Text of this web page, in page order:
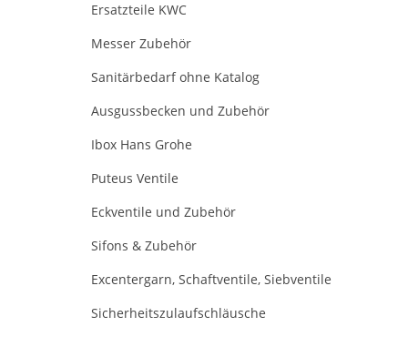
Ersatzteile KWC
Messer Zubehör
Sanitärbedarf ohne Katalog
Ausgussbecken und Zubehör
Ibox Hans Grohe
Puteus Ventile
Eckventile und Zubehör
Sifons & Zubehör
Excentergarn, Schaftventile, Siebventile
Sicherheitszulaufschläusche